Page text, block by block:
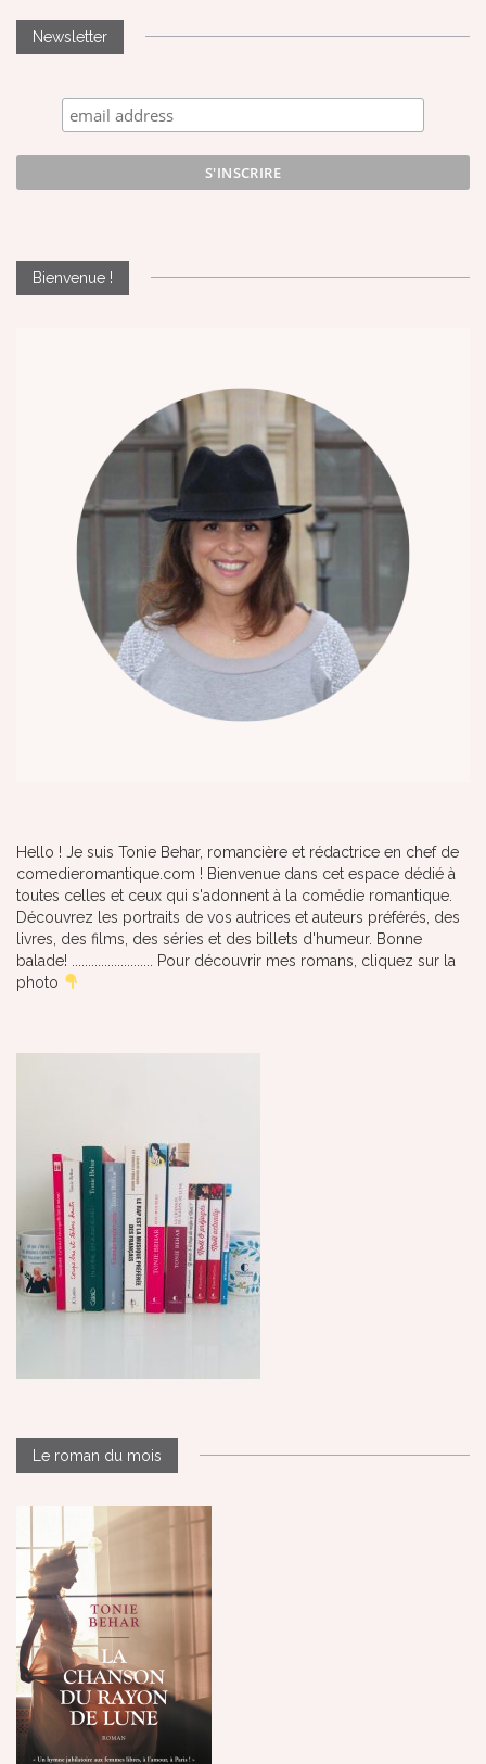
Newsletter
Bienvenue !
Hello ! Je suis Tonie Behar, romancière et rédactrice en chef de
comedieromantique.com ! Bienvenue dans cet espace dédié à
toutes celles et ceux qui s'adonnent à la comédie romantique.
Découvrez les portraits de vos autrices et auteurs préférés, des
livres, des films, des séries et des billets d'humeur. Bonne
balade! ......................... Pour découvrir mes romans, cliquez sur la
photo
Le roman du mois